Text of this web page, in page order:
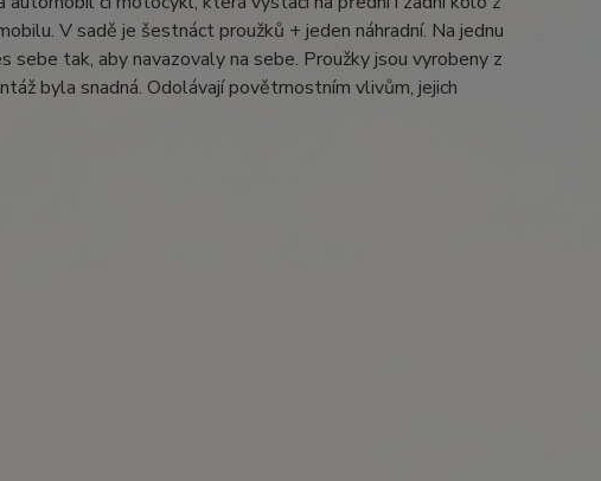
V sadě je šestnáct proužků + jeden náhradní. Na jednu
tak, aby navazovaly na sebe. Proužky jsou vyrobeny z
byla snadná. Odolávají povětrnostním vlivům, jejich